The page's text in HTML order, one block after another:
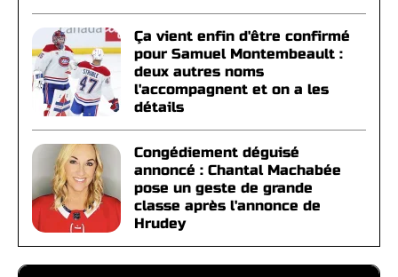
Ça vient enfin d'être confirmé
pour Samuel Montembeault :
deux autres noms
l'accompagnent et on a les
détails
Congédiement déguisé
annoncé : Chantal Machabée
pose un geste de grande
classe après l'annonce de
Hrudey